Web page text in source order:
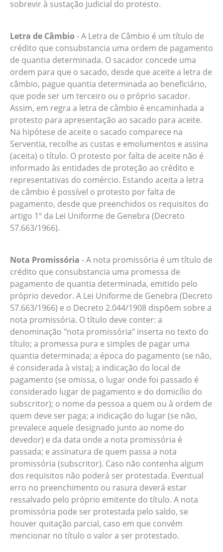
sobrevir à sustação judicial do protesto.
Letra de Câmbio - A Letra de Câmbio é um título de
crédito que consubstancia uma ordem de pagamento
de quantia determinada. O sacador concede uma
ordem para que o sacado, desde que aceite a letra de
câmbio, pague quantia determinada ao beneficiário,
que pode ser um terceiro ou o próprio sacador.
Assim, em regra a letra de câmbio é encaminhada a
protesto para apresentação ao sacado para aceite.
Na hipótese de aceite o sacado comparece na
Serventia, recolhe as custas e emolumentos e assina
(aceita) o título. O protesto por falta de aceite não é
informado às entidades de proteção ao crédito e
representativas do comércio. Estando aceita a letra
de câmbio é possível o protesto por falta de
pagamento, desde que preenchidos os requisitos do
artigo 1º da Lei Uniforme de Genebra (Decreto
57.663/1966).
Nota Promissória - A nota promissória é um título de
crédito que consubstancia uma promessa de
pagamento de quantia determinada, emitido pelo
próprio devedor. A Lei Uniforme de Genebra (Decreto
57.663/1966) e o Decreto 2.044/1908 dispõem sobre a
nota promissória. O título deve conter: a
denominação "nota promissória" inserta no texto do
título; a promessa pura e simples de pagar uma
quantia determinada; a época do pagamento (se não,
é considerada à vista); a indicação do local de
pagamento (se omissa, o lugar onde foi passado é
considerado lugar de pagamento e do domicílio do
subscritor); o nome da pessoa a quem ou à ordem de
quem deve ser paga; a indicação do lugar (se não,
prevalece aquele designado junto ao nome do
devedor) e da data onde a nota promissória é
passada; e assinatura de quem passa a nota
promissória (subscritor). Caso não contenha algum
dos requisitos não poderá ser protestada. Eventual
erro no preenchimento ou rasura deverá estar
ressalvado pelo próprio emitente do título. A nota
promissória pode ser protestada pelo saldo, se
houver quitação parcial, caso em que convém
mencionar no título o valor a ser protestado.